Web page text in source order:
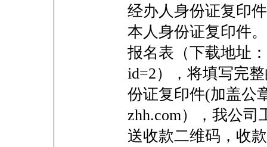
经办人身份证复印
本人身份证复印件
报名表（下载地址：
id=2），将填写完
份证复印件(加盖公
zhh.com），我公
送收款二维码，收